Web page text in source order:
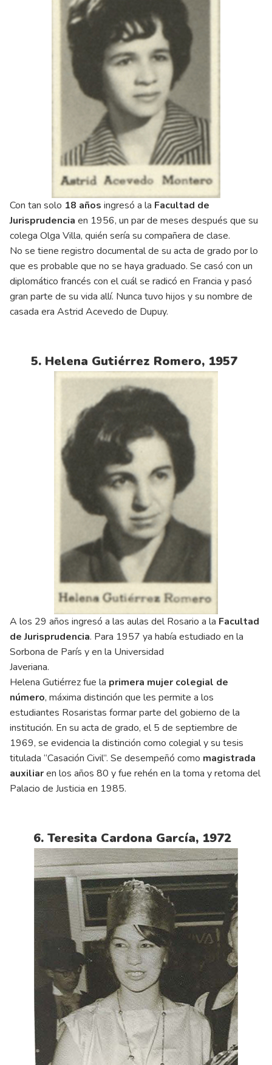
Con tan solo 18 años ingresó a la Facultad de
Jurisprudencia en 1956, un par de meses después que su
colega Olga Villa, quién sería su compañera de clase.
No se tiene registro documental de su acta de grado por lo
que es probable que no se haya graduado. Se casó con un
diplomático francés con el cuál se radicó en Francia y pasó
gran parte de su vida allí. Nunca tuvo hijos y su nombre de
casada era Astrid Acevedo de Dupuy.
5. Helena Gutiérrez Romero, 1957
A los 29 años ingresó a las aulas del Rosario a la Facultad
de Jurisprudencia. Para 1957 ya había estudiado en la
Sorbona de París y en la Universidad
Helena Gutiérrez fue la primera mujer colegial de
número, máxima distinción que les permite a los
estudiantes Rosaristas formar parte del gobierno de la
institución. En su acta de grado, el 5 de septiembre de
1969, se evidencia la distinción como colegial y su tesis
titulada “Casación Civil”. Se desempeñó como magistrada
auxiliaren los años 80 y fue rehén en la toma y retoma del
Palacio de Justicia en 1985.
6. Teresita Cardona García, 1972